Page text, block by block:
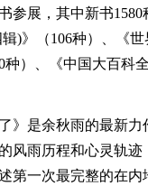
参展，其中新书
)》（106种）、《
种）、《中国大百科
》是余秋雨的最新
风雨历程和心灵轨
第一次最完整的在内